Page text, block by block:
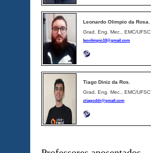
Leonardo Olimpio da Rosa
Grad. Eng. Mec., EMC/UFSC
leoolimpio10@gmail.com
Tiago Diniz da Ros
Grad. Eng. Mec., EMC/UFSC
ztiagoddr@gmail.com